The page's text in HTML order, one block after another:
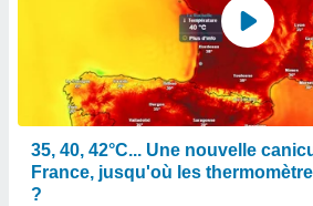
35, 40, 42°C... Une nouvelle
France, jusqu'où les
?